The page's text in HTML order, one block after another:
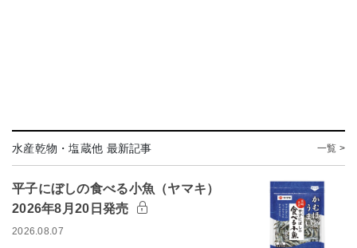
水産乾物・塩蔵他 最新記事 一覧 >
平子にぼしの食べる小魚（ヤマキ）
2026年8月20日発売
2026.08.07